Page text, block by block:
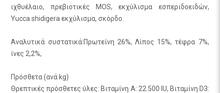
ιχθυέλαιο, πρεβιοτικές MOS, εκχύλισμα εσπεριδοειδών,
Yucca shidigera εκχύλισμα, σκόρδο.
Αναλυτικά συστατικά:Πρωτείνη 26%, Λίπος 15%, τέφρα 7%,
ίνες 2,2%,
Πρόσθετα (ανά kg)
Θρεπτικές πρόσθετες ύλες: Βιταμίνη A: 22.500 IU, Βιταμίνη D3: